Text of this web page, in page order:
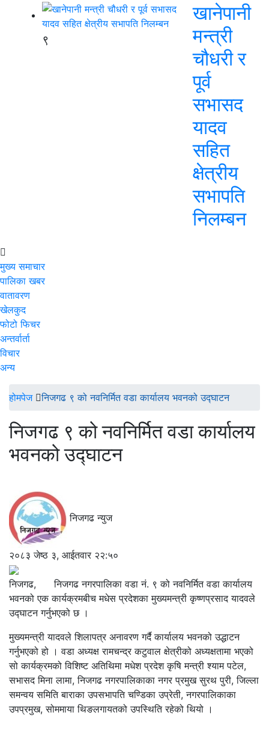
९
खानेपानी
मन्त्री
चौधरी र
पूर्व
सभासद
यादव
सहित
क्षेत्रीय
सभापति
निलम्बन
मुख्य समाचार
पालिका खबर
वातावरण
खेलकुद
फोटो फिचर
अन्तर्वार्ता
विचार
अन्य
होमपेज निजगढ ९ को नवनिर्मित वडा कार्यालय भवनको उद्घाटन
निजगढ ९ को नवनिर्मित वडा कार्यालय
भवनको उद्घाटन
निजगढ न्युज
२०८३ जेष्ठ ३, आईतवार २२:५०
निजगढ, निजगढ नगरपालिका वडा नं. ९ को नवनिर्मित वडा कार्यालय
भवनको एक कार्यक्रमबीच मधेस प्रदेशका मुख्यमन्त्री कृष्णप्रसाद यादवले
उद्घाटन गर्नुभएको छ ।
मुख्यमन्त्री यादवले शिलापत्र अनावरण गर्दै कार्यालय भवनको उद्धाटन
गर्नुभएको हो । वडा अध्यक्ष रामचन्द्र कटुवाल क्षेत्रीको अध्यक्षतामा भएको
सो कार्यक्रमको विशिष्ट अतिथिमा मधेश प्रदेश कृषि मन्त्री श्याम पटेल,
सभासद मिना लामा, निजगढ नगरपालिकाका नगर प्रमुख सुरथ पुरी, जिल्ला
समन्वय समिति बाराका उपसभापति चण्डिका उप्रेती, नगरपालिकाका
उपप्रमुख, सोममाया थिङलगायतको उपस्थिति रहेको थियो ।